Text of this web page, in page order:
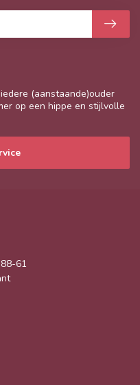
(aanstaande)ouder
op een hippe en stijlvolle
61